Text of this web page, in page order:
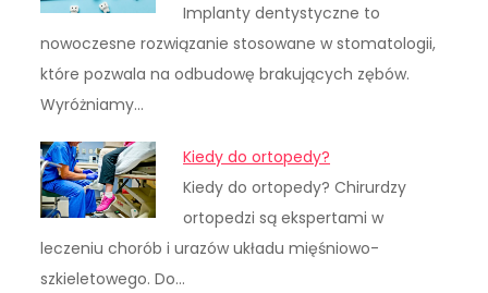
Implanty dentystyczne to
nowoczesne rozwiązanie stosowane w stomatologii,
które pozwala na odbudowę brakujących zębów.
Wyróżniamy…
Kiedy do ortopedy?
Kiedy do ortopedy? Chirurdzy
ortopedzi są ekspertami w
leczeniu chorób i urazów układu mięśniowo-
szkieletowego. Do…